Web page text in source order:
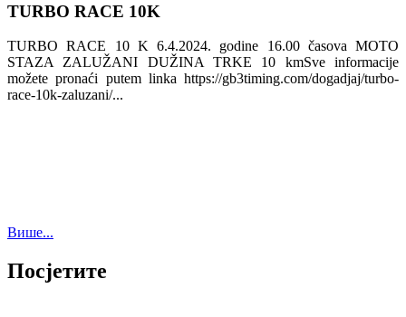
TURBO RACE 10K
TURBO RACE 10 K 6.4.2024. godine 16.00 časova MOTO
STAZA ZALUŽANI DUŽINA TRKE 10 kmSve informacije
možete pronaći putem linka https://gb3timing.com/dogadjaj/turbo-
race-10k-zaluzani/...
Више...
Посјетите